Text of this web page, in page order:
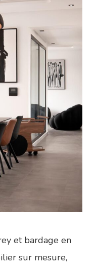
et bardage en
sur mesure,